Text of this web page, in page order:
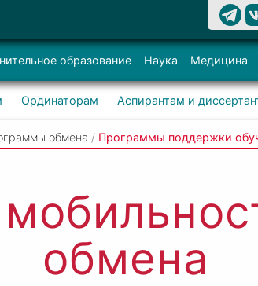
образование Наука Медицина
Ординаторам Аспирантам и
обмена / Программы поддержки
обмена